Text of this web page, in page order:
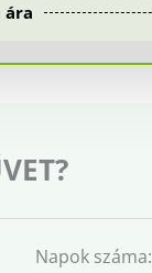
Napok száma: